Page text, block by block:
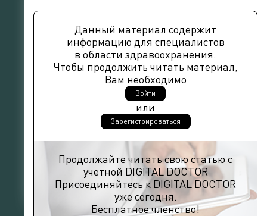
Данный материал содержит
информацию для специалистов
в области здравоохранения.
Чтобы продолжить читать материал,
Вам необходимо
Войти
или
Зарегистрироваться
Продолжайте читать свою статью с
учетной DIGITAL DOCTOR
Присоединяйтесь к DIGITAL DOCTOR
уже сегодня.
Бесплатное членство!